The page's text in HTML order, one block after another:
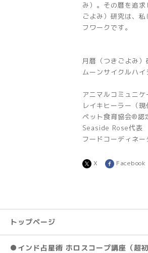
み）。その暦を追
ごよみ）研究は、
フワークです。
月暦（つきごよみ）
ムーンサイクルハ
アニマルコミュニケ
レイキヒーラー（現
ペット食育協会®︎認
Seaside Rose代表
フードコーディネー
X Facebook
トップページ
●インド占星術 ホロスコープ講座（超初